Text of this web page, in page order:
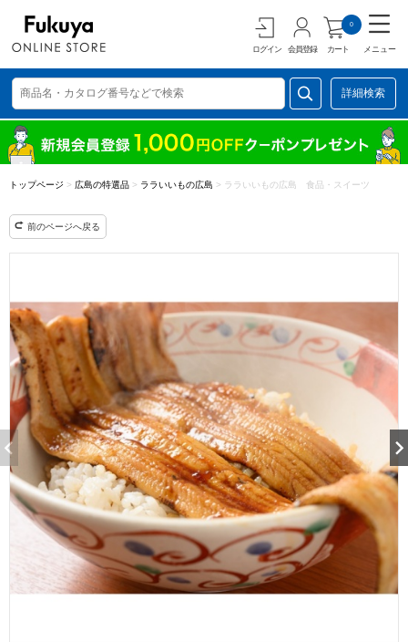
ログイン 会員登録 カート
0
メニュー
詳細検索
トップページ > 広島の特選品 > ララいいもの広島 > ララいいもの広島 食品・スイーツ
前のページへ戻る